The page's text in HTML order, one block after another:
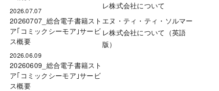
2026.07.07
20260707_総合電子書籍スト
ア｢コミックシーモア｣サービ
ス概要
2026.06.09
20260609_総合電子書籍スト
ア｢コミックシーモア｣サービ
ス概要
レ株式会社について
エヌ・ティ・ティ・ソルマー
レ株式会社について（英語
版）